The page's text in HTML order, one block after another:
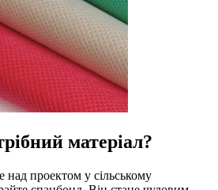
матеріал?
проектом у сільському